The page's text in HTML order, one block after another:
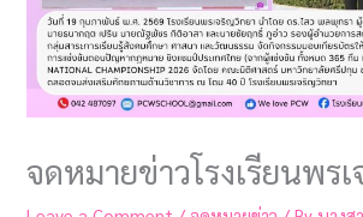
จดหมายข่าวโรงเรียนพร